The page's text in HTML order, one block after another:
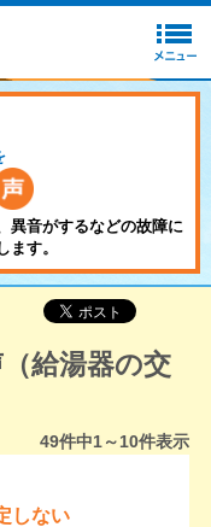
異音がするなどの故障に
ます。
給湯器の交
49件中1～10件表示
しない